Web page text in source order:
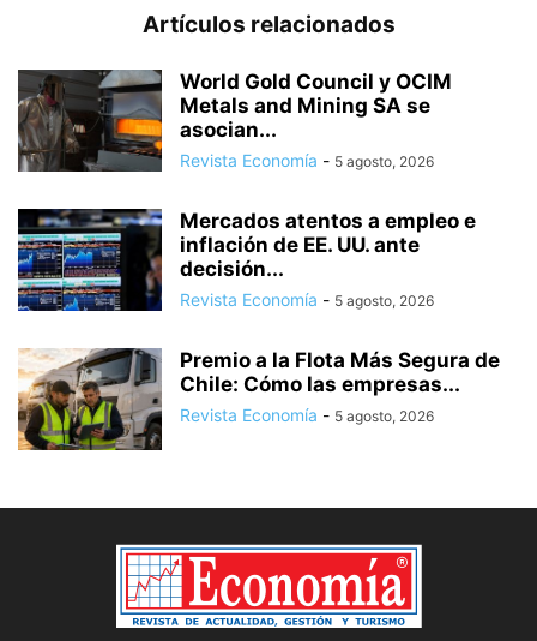
Artículos relacionados
World Gold Council y OCIM
Metals and Mining SA se
asocian...
Revista Economía - 5 agosto, 2026
Mercados atentos a empleo e
inflación de EE. UU. ante
decisión...
Revista Economía - 5 agosto, 2026
Premio a la Flota Más Segura de
Chile: Cómo las empresas...
Revista Economía - 5 agosto, 2026